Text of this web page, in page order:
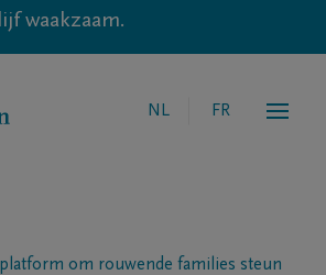
waakzaam.
NL FR
platform om rouwende families steun